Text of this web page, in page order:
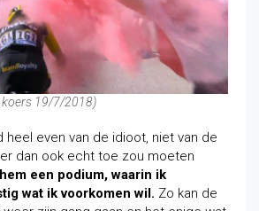
koers 19/7/2018)
heel even van de idioot, niet van de
dan ook echt toe zou moeten
een podium, waarin ik
wat ik voorkomen wil. Zo kan de